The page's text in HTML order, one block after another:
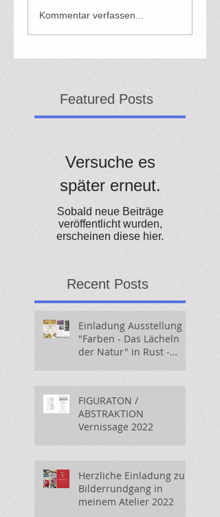
Kommentar verfassen...
Featured Posts
Versuche es
später erneut.
Sobald neue Beiträge
veröffentlicht wurden,
erscheinen diese hier.
Recent Posts
Einladung Ausstellung
"Farben - Das Lächeln
der Natur" in Rust -
FIGURATON /
ABSTRAKTION
Vernissage 2022
Herzliche Einladung zum
Bilderrundgang in
meinem Atelier 2022